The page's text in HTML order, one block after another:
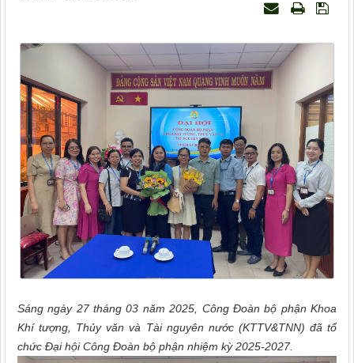
Sáng ngày 27 tháng 03 năm 2025, Công Đoàn bộ phận Khoa
Khí tượng, Thủy văn và Tài nguyên nước (KTTV&TNN) đã tổ
chức Đại hội Công Đoàn bộ phận nhiệm kỳ 2025-2027.